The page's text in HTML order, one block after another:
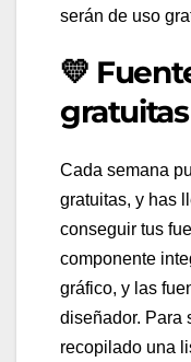
serán de uso
💛
Cada semana
gratuitas, y has
conseguir tus
componente
gráfico, y las
diseñador. Para
recopilado una